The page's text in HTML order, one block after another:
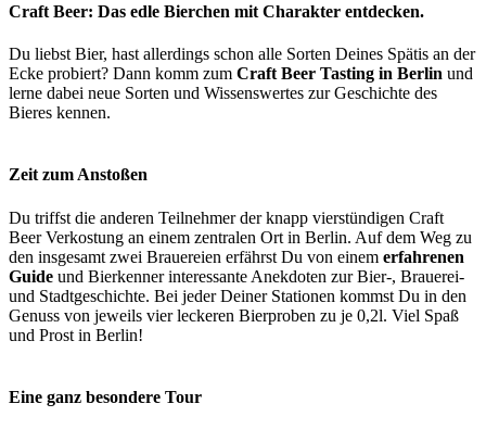
Craft Beer: Das edle Bierchen mit Charakter entdecken.
Du liebst Bier, hast allerdings schon alle Sorten Deines Spätis an der
Ecke probiert? Dann komm zum Craft Beer Tasting in Berlin und
lerne dabei neue Sorten und Wissenswertes zur Geschichte des
Bieres kennen.
Zeit zum Anstoßen
Du triffst die anderen Teilnehmer der knapp vierstündigen Craft
Beer Verkostung an einem zentralen Ort in Berlin. Auf dem Weg zu
den insgesamt zwei Brauereien erfährst Du von einem erfahrenen
Guide und Bierkenner interessante Anekdoten zur Bier-, Brauerei-
und Stadtgeschichte. Bei jeder Deiner Stationen kommst Du in den
Genuss von jeweils vier leckeren Bierproben zu je 0,2l. Viel Spaß
und Prost in Berlin!
Eine ganz besondere Tour